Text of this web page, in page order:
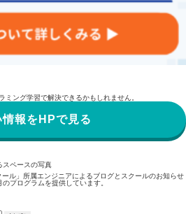
ング学習で解決できるかもしれません。
情報をHPで見る
ル」所属エンジニアによるブログとスクールのお知らせ
プログラムを提供しています。